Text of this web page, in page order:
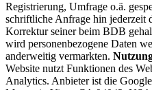
Registrierung, Umfrage o.ä.
schriftliche Anfrage hin jederzeit
Korrektur seiner beim BDB
wird personenbezogene Daten
anderweitig vermarkten.
Website nutzt Funktionen des
Analytics. Anbieter ist die